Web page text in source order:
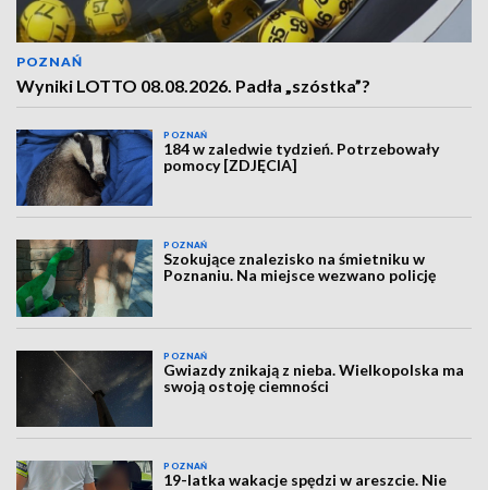
POZNAŃ
Wyniki LOTTO 08.08.2026. Padła „szóstka”?
POZNAŃ
184 w zaledwie tydzień. Potrzebowały
pomocy [ZDJĘCIA]
POZNAŃ
Szokujące znalezisko na śmietniku w
Poznaniu. Na miejsce wezwano policję
POZNAŃ
Gwiazdy znikają z nieba. Wielkopolska ma
swoją ostoję ciemności
POZNAŃ
19-latka wakacje spędzi w areszcie. Nie